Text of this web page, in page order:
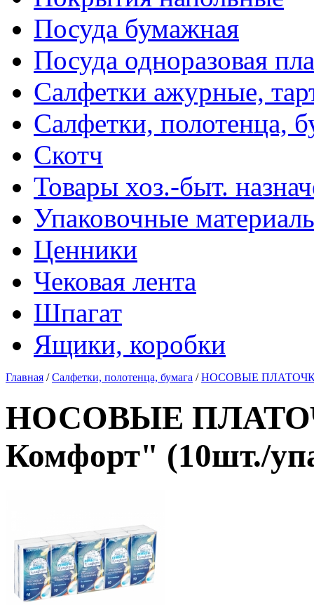
Посуда бумажная
Посуда одноразовая
Салфетки ажурные,
Салфетки, полотенца,
Скотч
Товары хоз.-быт.
Упаковочные
Ценники
Чековая лента
Шпагат
Ящики, коробки
Главная /Салфетки, полотенца, бумага /НОСОВЫЕ ПЛАТОЧКИ
НОСОВЫЕ
Комфорт" (10шт./